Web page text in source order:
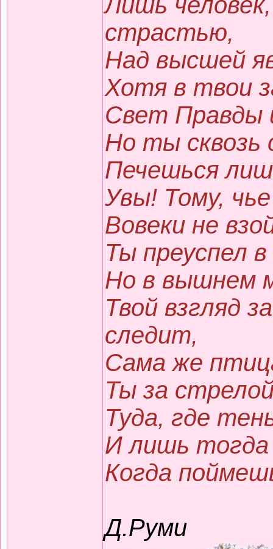
страстью,
Над высшей
Хотя в твои
Свет Правды
Но ты сквозь
Печешься
Увы! Тому,
Вовеки не
Ты преуспел
Но в вышнем
Твой взгляд
следит,
Сама же
Ты за
Туда, где
И лишь тогда
Когда
Д.Руми